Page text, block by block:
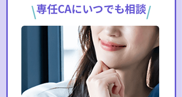
\専任CAにいつでも相談/